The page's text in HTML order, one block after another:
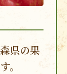
県の果
。